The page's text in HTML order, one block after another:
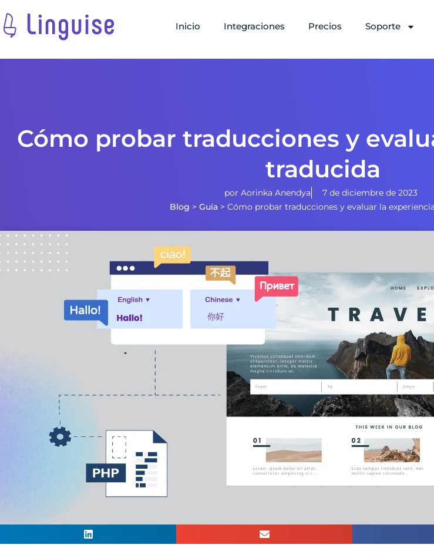
Inicio Integraciones Precios Soporte
Cómo probar traducciones y
traducida
por Aorinka Anendya
7 de diciembre de 2023
Blog > Guía > Cómo probar traducciones y evaluar la